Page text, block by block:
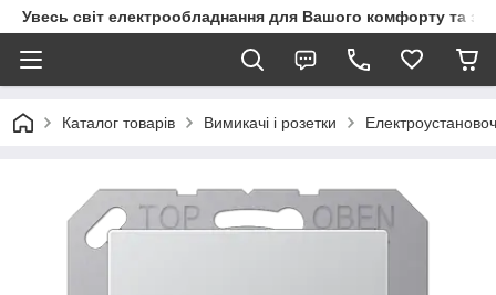
Увесь світ електрообладнання для Вашого комфорту та
Каталог товарів Вимикачі і розетки